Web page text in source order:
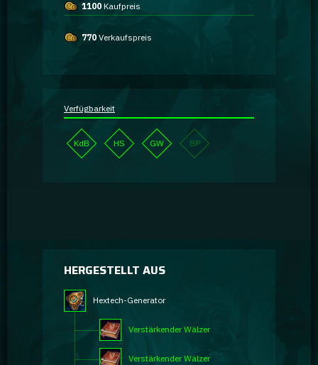
1100 Kaufpreis
770 Verkaufspreis
Verfügbarkeit
KdB HS GW BP
HERGESTELLT AUS
Hextech-Generator
Verstärkender Wälzer
Verstärkender Wälzer